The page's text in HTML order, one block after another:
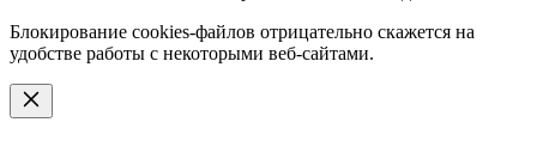
Блокирование cookies-файлов отрицательно скажется на
удобстве работы с некоторыми веб-сайтами.